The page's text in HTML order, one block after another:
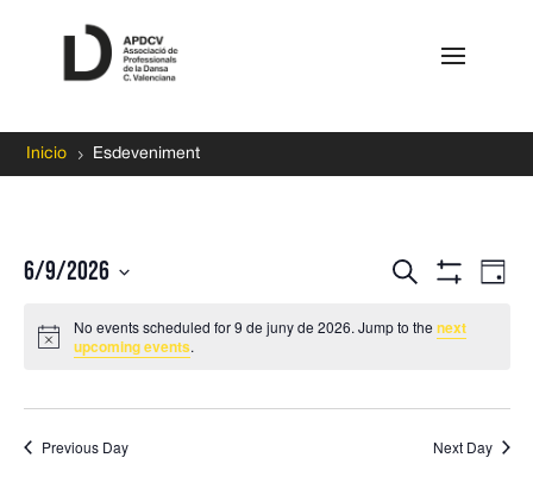
Inicio 5 Esdeveniment
Events
and
Search
Day
6/9/2026
date.
No events scheduled for 9 de juny de 2026. Jump to the next
upcoming events.
Previous Day Next Day